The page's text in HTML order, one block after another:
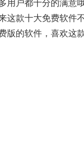
用户都十分的满意
这款十大免费软件
版的软件，喜欢这